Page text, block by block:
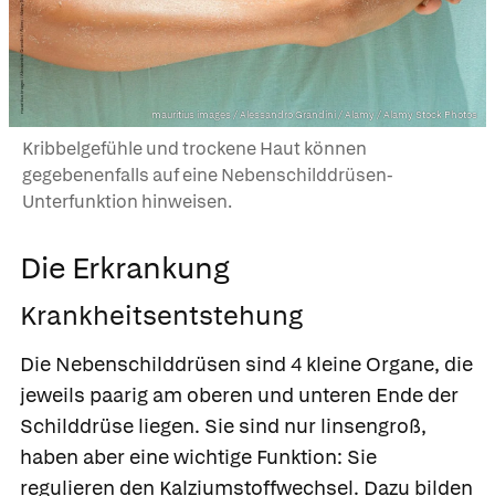
mauritius images / Alessandro Grandini / Alamy / Alamy Stock Photos
Kribbelgefühle und trockene Haut können
gegebenenfalls auf eine Nebenschilddrüsen-
Unterfunktion hinweisen.
Die Erkrankung
Krankheitsentstehung
Die Nebenschilddrüsen sind 4 kleine Organe, die
jeweils paarig am oberen und unteren Ende der
Schilddrüse liegen. Sie sind nur linsengroß,
haben aber eine wichtige Funktion: Sie
regulieren den Kalziumstoffwechsel. Dazu bilden